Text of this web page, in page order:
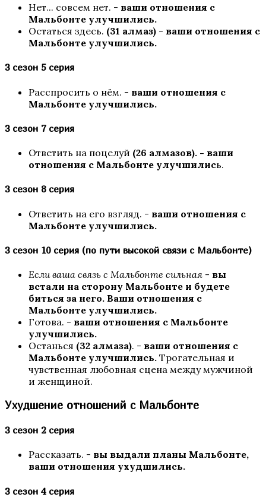
Эдемов Сад
Кали: Пламя Сансары
Нет... совсем нет. - ваши отношения с
Мальбонте улучшились.
Остаться здесь. (31 алмаз) - ваши отношения с
Мальбонте улучшились.
3 сезон 5 серия
Расспросить о нём. - ваши отношения с
Мальбонте улучшились.
3 сезон 7 серия
Ответить на поцелуй (26 алмазов). - ваши
отношения с Мальбонте улучшились.
3 сезон 8 серия
Ответить на его взгляд. - ваши отношения с
Мальбонте улучшились.
3 сезон 10 серия (по пути высокой связи с Мальбонте)
Если ваша связь с Мальбонте сильная - вы
встали на сторону Мальбонте и будете
биться за него. Ваши отношения с
Мальбонте улучшились.
Готова. - ваши отношения с Мальбонте
улучшились.
Останься (32 алмаза). - ваши отношения с
Мальбонте улучшились. Трогательная и
чувственная любовная сцена между мужчиной
и женщиной.
Ухудшение отношений с Мальбонте
3 сезон 2 серия
Рассказать. - вы выдали планы Мальбонте,
ваши отношения ухудшились.
3 сезон 4 серия